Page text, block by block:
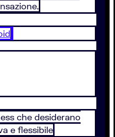
che desiderano
e flessibile